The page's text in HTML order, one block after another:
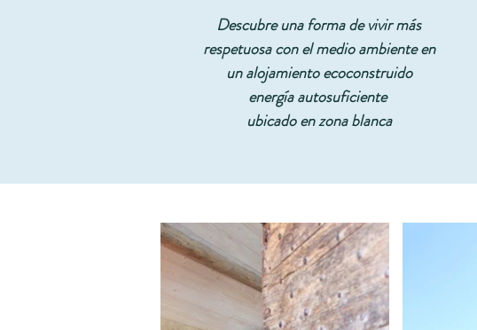
Descubre una forma de vivir más
respetuosa con el medio ambiente en
un alojamiento ecoconstruido
energía autosuficiente
ubicado en zona blanca